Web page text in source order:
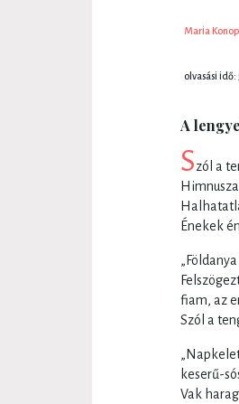
Maria
olvasási idő:
A
Szól a
Énekek
fiam, az
Szól a
keserű-
Vak